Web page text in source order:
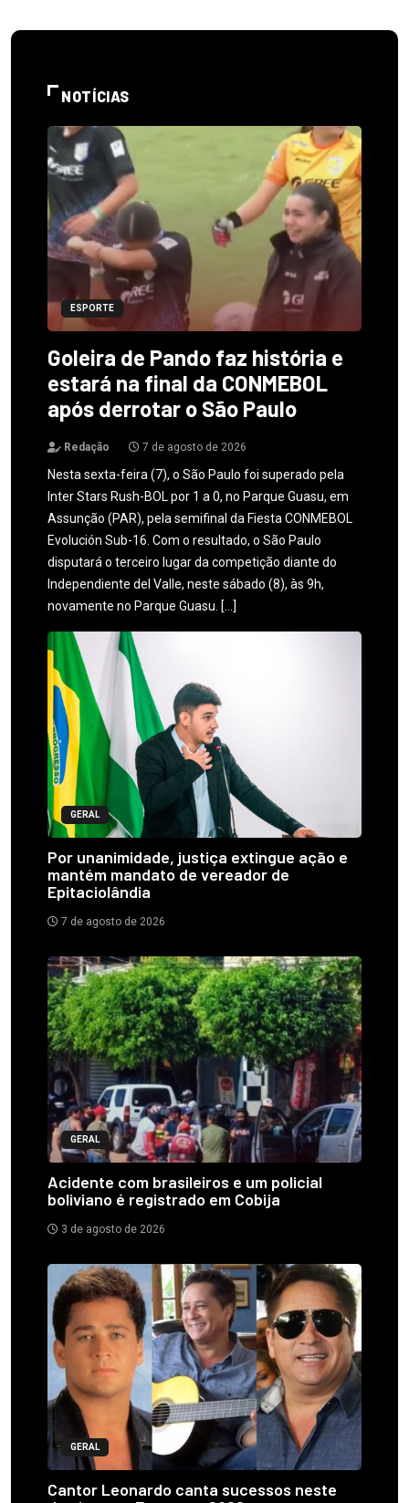
NOTÍCIAS
ESPORTE
Goleira de Pando faz história e
estará na final da CONMEBOL
após derrotar o São Paulo
Redação 7 de agosto de 2026
Nesta sexta-feira (7), o São Paulo foi superado pela
Inter Stars Rush-BOL por 1 a 0, no Parque Guasu, em
Assunção (PAR), pela semifinal da Fiesta CONMEBOL
Evolución Sub-16. Com o resultado, o São Paulo
disputará o terceiro lugar da competição diante do
Independiente del Valle, neste sábado (8), às 9h,
novamente no Parque Guasu. […]
GERAL
Por unanimidade, justiça extingue ação e
mantém mandato de vereador de
Epitaciolândia
7 de agosto de 2026
GERAL
Acidente com brasileiros e um policial
boliviano é registrado em Cobija
3 de agosto de 2026
GERAL
Cantor Leonardo canta sucessos neste